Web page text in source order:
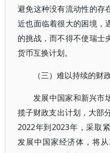
避免这种没有流动性的存
近也面临着很大的困境，
的挑战，而不得不使瑞士
货币互换计划。
（三）难以持续的财
发展中国家和新兴市
揽子财政支出计划，大部
2022年到2023年，采取
发展中国家经济体，将